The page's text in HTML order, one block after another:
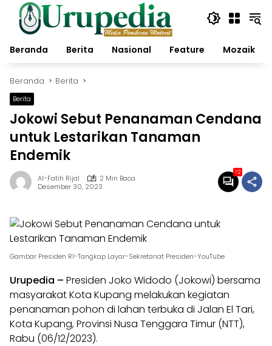
Langsung
konten
Beranda
Berita Nasional Feature Mozaik
Beranda Berita
Berita
Jokowi Sebut Penanaman Cendana
untuk Lestarikan Tanaman
Endemik
Al-Fatih Rijal
2 Min Baca
Desember 30, 2023
72
Gambar Presiden RI-Tangkap Layar-Sekretariat Presiden-YouTube
Urupedia – Presiden Joko Widodo (Jokowi) bersama
masyarakat Kota Kupang melakukan kegiatan
penanaman pohon di lahan terbuka di Jalan El Tari,
Kota Kupang, Provinsi Nusa Tenggara Timur (NTT),
Rabu (06/12/2023).